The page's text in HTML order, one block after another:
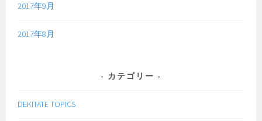
2017年9月
2017年8月
カテゴリー
DEKITATE TOPICS